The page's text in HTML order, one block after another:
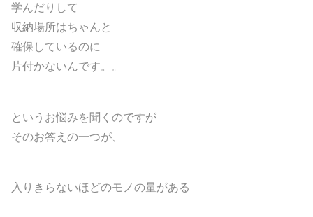
学んだりして
収納場所はちゃんと
確保しているのに
片付かないんです。。
というお悩みを聞くのですが
そのお答えの一つが、
入りきらないほどのモノの量がある